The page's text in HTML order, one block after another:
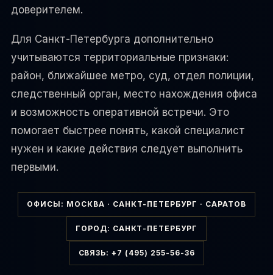
доверителем.
Для Санкт-Петербурга дополнительно
учитываются территориальные признаки:
район, ближайшее метро, суд, отдел полиции,
следственный орган, место нахождения офиса
и возможность оперативной встречи. Это
помогает быстрее понять, какой специалист
нужен и какие действия следует выполнить
первыми.
ОФИСЫ: МОСКВА · САНКТ-ПЕТЕРБУРГ · САРАТОВ
ГОРОД: САНКТ-ПЕТЕРБУРГ
СВЯЗЬ: +7 (495) 255-56-36